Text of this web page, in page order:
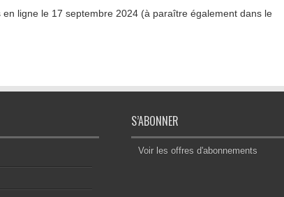
ligne le 17 septembre 2024 (à paraître également dans le
S’ABONNER
Voir les offres d'abonnements